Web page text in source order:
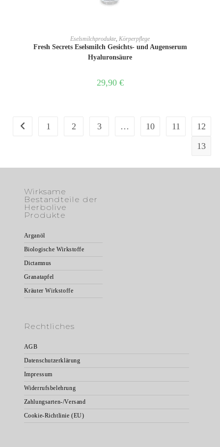
IN DEN WARENKORB
Eselsmilchprodukte, Körperpflege
Fresh Secrets Eselsmilch Gesichts- und Augenserum
Hyaluronsäure
29,90 €
1 2 3 … 10 11
12
13
Wirksame
Bestandteile der
Herbolive
Produkte
Arganöl
Biologische Wirkstoffe
Dictamnus
Granatapfel
Kräuter Wirkstoffe
Rechtliches
AGB
Datenschutzerklärung
Impressum
Widerrufsbelehrung
Zahlungsarten-/Versand
Cookie-Richtlinie (EU)